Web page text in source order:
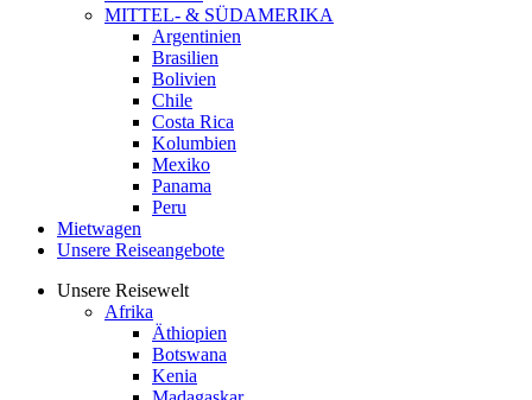
MITTEL- & SÜDAMERIKA
Argentinien
Brasilien
Bolivien
Chile
Costa Rica
Kolumbien
Mexiko
Panama
Peru
Mietwagen
Unsere Reiseangebote
Unsere Reisewelt
Afrika
Äthiopien
Botswana
Kenia